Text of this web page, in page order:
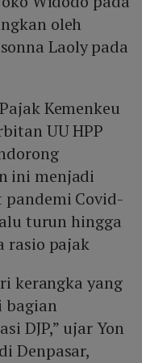
oleh
Laoly pada
Kemenkeu
UU HPP
ini menjadi
Covid-
turun hingga
rasio pajak
kerangka yang
bagian
DJP,” ujar Yon
Denpasar,